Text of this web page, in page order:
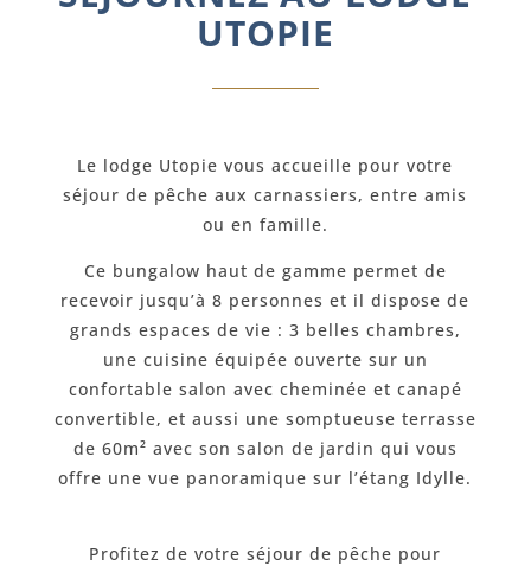
UTOPIE
Le lodge Utopie vous accueille pour votre
séjour de pêche aux carnassiers, entre amis
ou en famille.
Ce bungalow haut de gamme permet de
recevoir jusqu’à 8 personnes et il dispose de
grands espaces de vie : 3 belles chambres,
une cuisine équipée ouverte sur un
confortable salon avec cheminée et canapé
convertible, et aussi une somptueuse terrasse
de 60m² avec son salon de jardin qui vous
offre une vue panoramique sur l’étang Idylle.
Profitez de votre séjour de pêche pour